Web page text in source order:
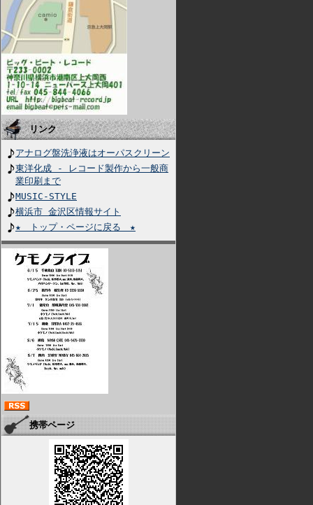
リンク
アナログ盤洗浄液はオーパスクリーン
東洋化成 - レコード製作から一般商
業印刷まで
MUSIC-STYLE
横浜市 金沢区情報サイト
★ トップ・ページに戻る ★
携帯ページ